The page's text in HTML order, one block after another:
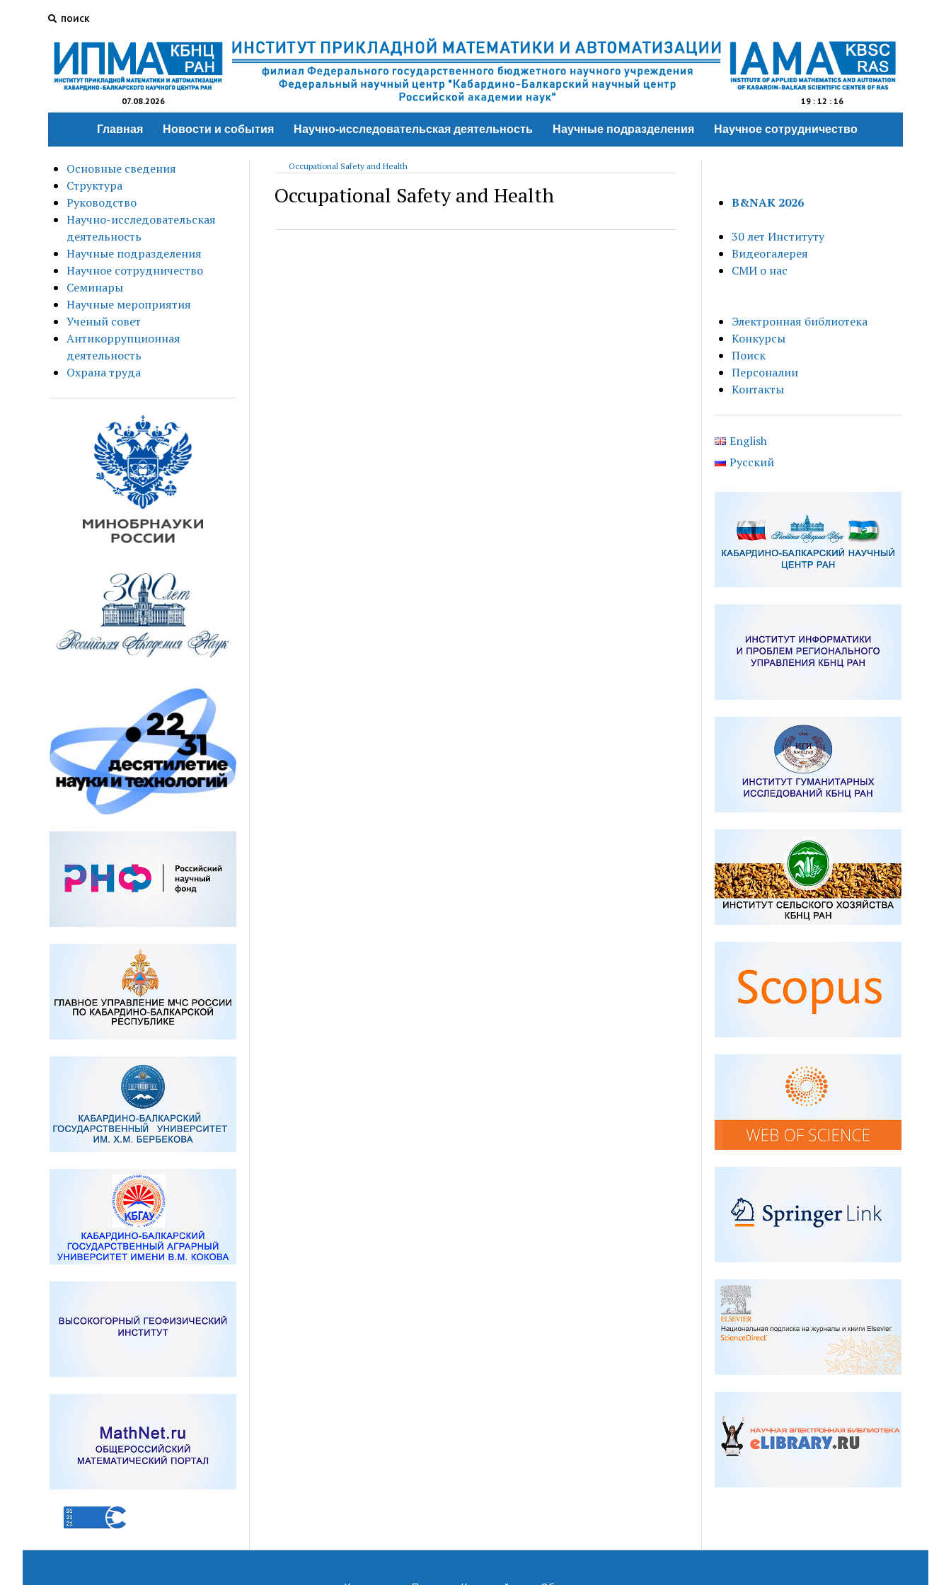
ПОИСК
07.08.2026 19 : 12 : 17
Главная Новости и события Научно-исследовательская деятельность Научные подразделения Научное сотрудничество
Основные сведения
Структура
Руководство
Научно-исследовательская
деятельность
Научные подразделения
Научное сотрудничество
Семинары
Научные мероприятия
Ученый совет
Антикоррупционная
деятельность
Охрана труда
Occupational Safety and Health
Occupational Safety and Health B&NAK 2026
30 лет Институту
Видеогалерея
СМИ о нас
Электронная библиотека
Конкурсы
Поиск
Персоналии
Контакты
English
Русский